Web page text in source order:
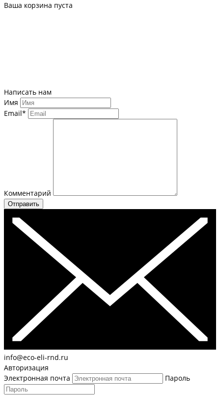
Ваша корзина пуста
Написать нам
Имя
Email*
Комментарий
Отправить
info@eco-eli-rnd.ru
Авторизация
Электронная почта
Пароль